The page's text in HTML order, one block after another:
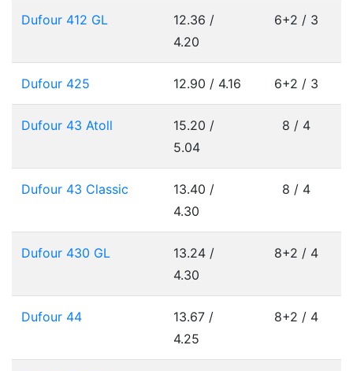
Dufour 412 GL
12.36 /
4.20
6+2 / 3
Dufour 425 12.90 / 4.16 6+2 / 3
Dufour 43 Atoll
15.20 /
5.04
8 / 4
Dufour 43 Classic
13.40 /
4.30
8 / 4
Dufour 430 GL
13.24 /
4.30
8+2 / 4
Dufour 44
13.67 /
4.25
8+2 / 4